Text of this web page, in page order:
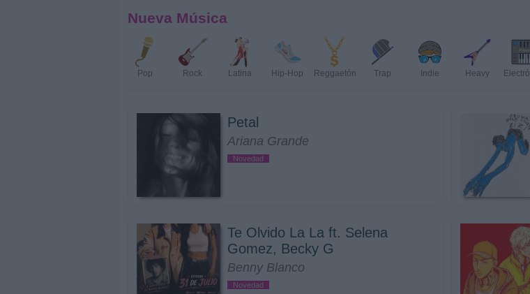
Nueva Música
Pop Rock Latina Hip-Hop Reggaetón Trap Indie Heavy
Petal
Ariana Grande
Novedad
Te Olvido La La ft. Selena
Gomez, Becky G
Benny Blanco
Novedad